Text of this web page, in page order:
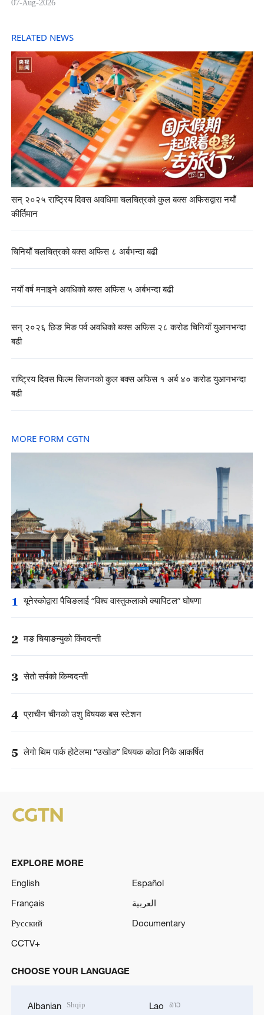
07-Aug-2026
RELATED NEWS
सन् २०२५ राष्ट्रिय दिवस अवधिमा चलचित्रको कुल बक्स अफिसद्वारा नयाँ
कीर्तिमान
चिनियाँ चलचित्रको बक्स अफिस ८ अर्बभन्दा बढी
नयाँ वर्ष मनाइने अवधिको बक्स अफिस ५ अर्बभन्दा बढी
सन् २०२६ छिङ मिङ पर्व अवधिको बक्स अफिस २८ करोड चिनियाँ युआनभन्दा
बढी
राष्ट्रिय दिवस फिल्म सिजनको कुल बक्स अफिस १ अर्ब ४० करोड युआनभन्दा
बढी
MORE FORM CGTN
1 यूनेस्कोद्वारा पैचिङलाई “विश्व वास्तुकलाको क्यापिटल” घोषणा
2 मङ चियाङन्युको किंवदन्ती
3 सेतो सर्पको किम्वदन्ती
4 प्राचीन चीनको उशु विषयक बस स्टेशन
5 लेगो थिम पार्क होटेलमा “उखोङ” विषयक कोठा निकै आकर्षित
EXPLORE MORE
English
Español
Français
العربية
Русский
Documentary
CCTV+
CHOOSE YOUR LANGUAGE
Albanian Shqip Lao ລາວ